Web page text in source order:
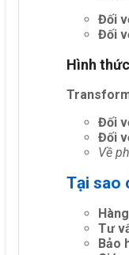
Đối
Đối
Hình
Đối
Đối
Về
Tại sao
Tư
Bảo